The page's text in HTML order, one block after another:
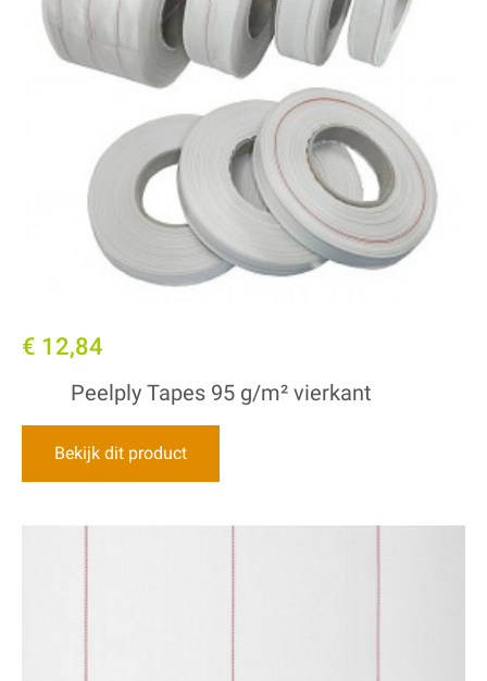
€ 12,84
Peelply Tapes 95 g/m² vierkant
Bekijk dit product